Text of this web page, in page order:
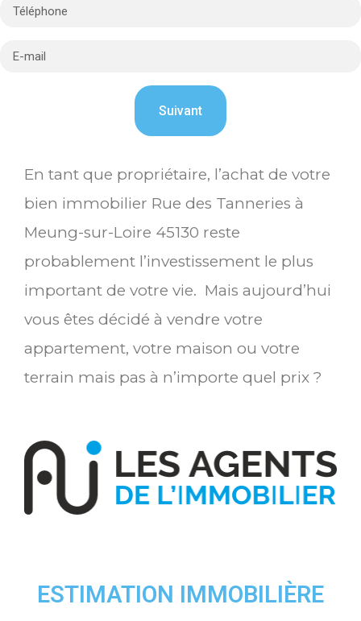
En tant que propriétaire, l’achat de votre
bien immobilier Rue des Tanneries à
Meung-sur-Loire 45130 reste
probablement l’investissement le plus
important de votre vie. Mais aujourd’hui
vous êtes décidé à vendre votre
appartement, votre maison ou votre
terrain mais pas à n’importe quel prix ?
ESTIMATION IMMOBILIÈRE